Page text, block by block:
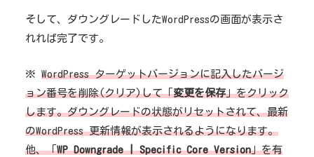
そして、ダウングレードしたWordPressの画面が表示さ
れれば完了です。
※ WordPress ターゲットバージョンに記入したバージ
ョン番号を削除(クリア)して「変更を保存」をクリック
します。ダウングレードの状態がリセットされて、最新
のWordPress 更新情報が表示されるようになります。
他、「WP Downgrade | Specific Core Version」を有